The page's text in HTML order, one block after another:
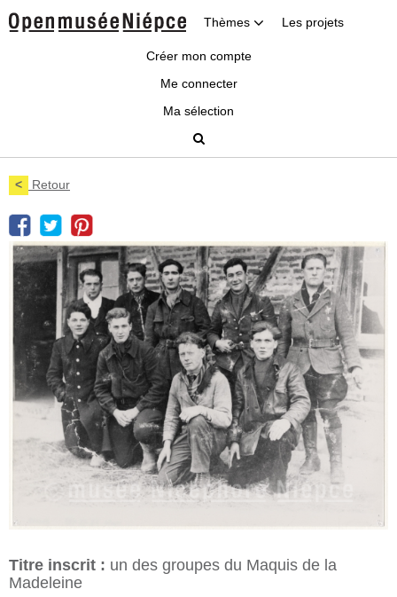
Thèmes Les projets
Créer mon compte
Me connecter
Ma sélection
< Retour
Titre inscrit : un des groupes du Maquis de la
Madeleine